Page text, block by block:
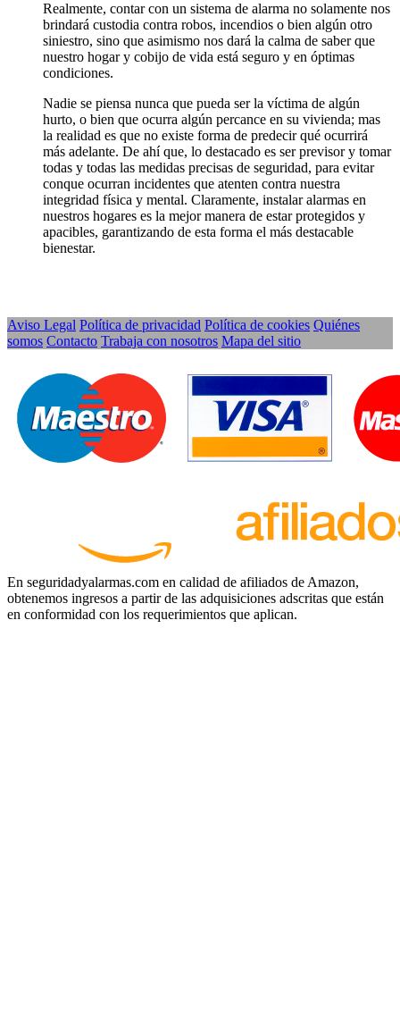
Realmente, contar con un sistema de alarma no solamente nos
brindará custodia contra robos, incendios o bien algún otro
siniestro, sino que asimismo nos dará la calma de saber que
nuestro hogar y cobijo de vida está seguro y en óptimas
condiciones.
Nadie se piensa nunca que pueda ser la víctima de algún
hurto, o bien que ocurra algún percance en su vivienda; mas
la realidad es que no existe forma de predecir qué ocurrirá
más adelante. De ahí que, lo destacado es ser previsor y tomar
todas y todas las medidas precisas de seguridad, para evitar
conque ocurran incidentes que atenten contra nuestra
integridad física y mental. Claramente, instalar alarmas en
nuestros hogares es la mejor manera de estar protegidos y
apacibles, garantizando de esta forma el más destacable
bienestar.
Aviso Legal Política de privacidad Política de cookies Quiénes
somos Contacto Trabaja con nosotros Mapa del sitio
En seguridadyalarmas.com en calidad de afiliados de Amazon,
obtenemos ingresos a partir de las adquisiciones adscritas que están
en conformidad con los requerimientos que aplican.